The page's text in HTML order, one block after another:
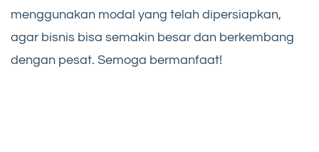
menggunakan modal yang telah dipersiapkan,
agar bisnis bisa semakin besar dan berkembang
dengan pesat. Semoga bermanfaat!